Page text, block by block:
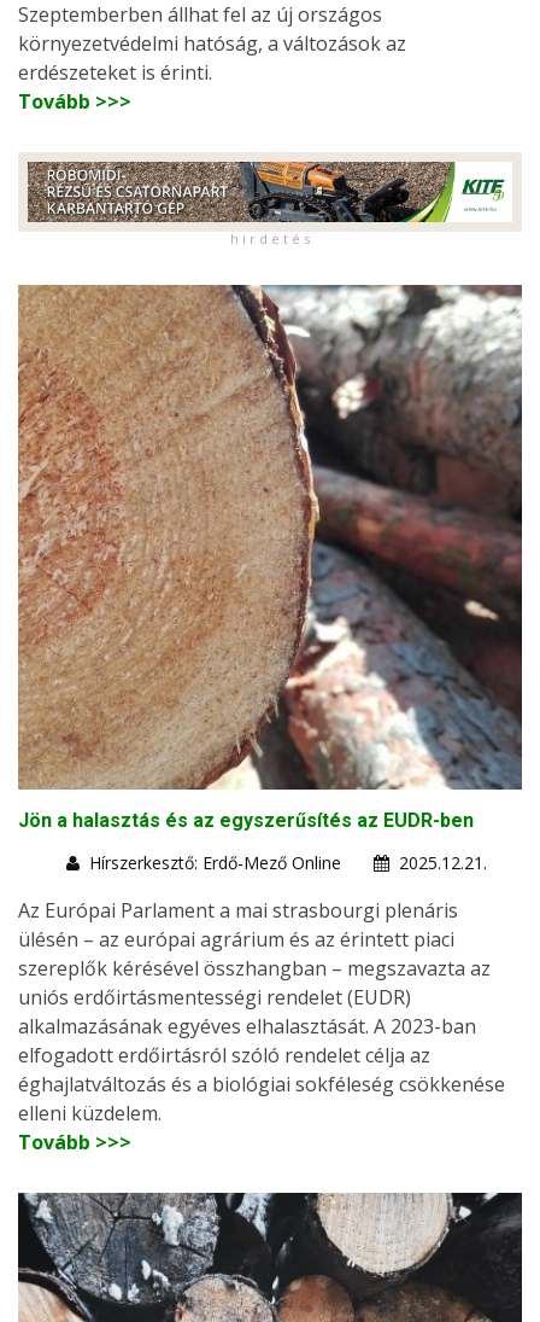
Szeptemberben állhat fel az új országos
környezetvédelmi hatóság, a változások az
erdészeteket is érinti.
Tovább >>>
h i r d e t é s
Jön a halasztás és az egyszerűsítés az EUDR-ben
Hírszerkesztő: Erdő-Mező Online
2025.12.21.
Az Európai Parlament a mai strasbourgi plenáris
ülésén – az európai agrárium és az érintett piaci
szereplők kérésével összhangban – megszavazta az
uniós erdőirtásmentességi rendelet (EUDR)
alkalmazásának egyéves elhalasztását. A 2023-ban
elfogadott erdőirtásról szóló rendelet célja az
éghajlatváltozás és a biológiai sokféleség csökkenése
elleni küzdelem.
Tovább >>>